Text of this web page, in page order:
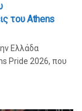
του Athens
Ελλάδα
Pride 2026, που